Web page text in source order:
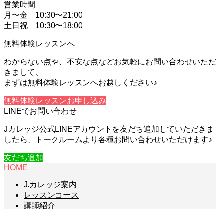
営業時間
月〜金 10:30〜21:00
土日祝 10:30〜18:00
無料体験レッスンへ
わからない点や、不安な点などお気軽にお問い合わせいただ
きまして、
まずは無料体験レッスンへお越しください♪
無料体験レッスンお申し込み
LINEでお問い合わせ
Jカレッジ公式LINEアカウントを友だち追加していただきま
したら、トークルームより各種お問い合わせいただけます♪
友だち追加
HOME
J.カレッジ案内
レッスンコース
講師紹介